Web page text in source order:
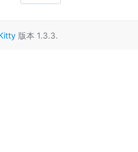
版本 1.3.3.